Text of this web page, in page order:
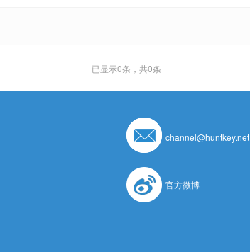
已显示0条，共0条
channel@huntkey.net
官方微博